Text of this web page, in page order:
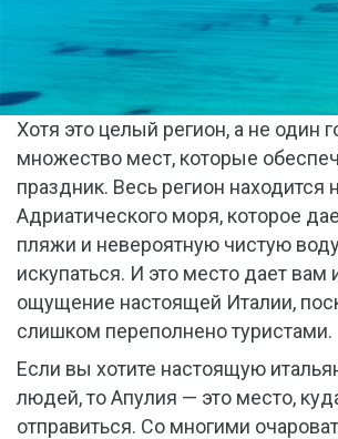
Хотя это целый регион, а не один
множество мест, которые
праздник. Весь регион находится
Адриатического моря, которое
пляжи и невероятную чистую
искупаться. И это место дает вам
ощущение настоящей Италии,
слишком переполнено туристами.
Если вы хотите настоящую
людей, то Апулия — это место,
отправиться. Со многими